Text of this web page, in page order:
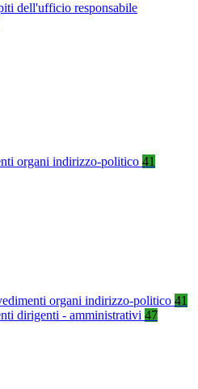
dell'ufficio responsabile
organi indirizzo-politico 41
organi indirizzo-politico 41
dirigenti - amministrativi 47